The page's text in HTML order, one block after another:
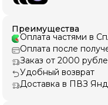
Преимущества
Оплата частями в
Оплата после
Заказ от 2000
Удобный возврат
Доставка в ПВЗ